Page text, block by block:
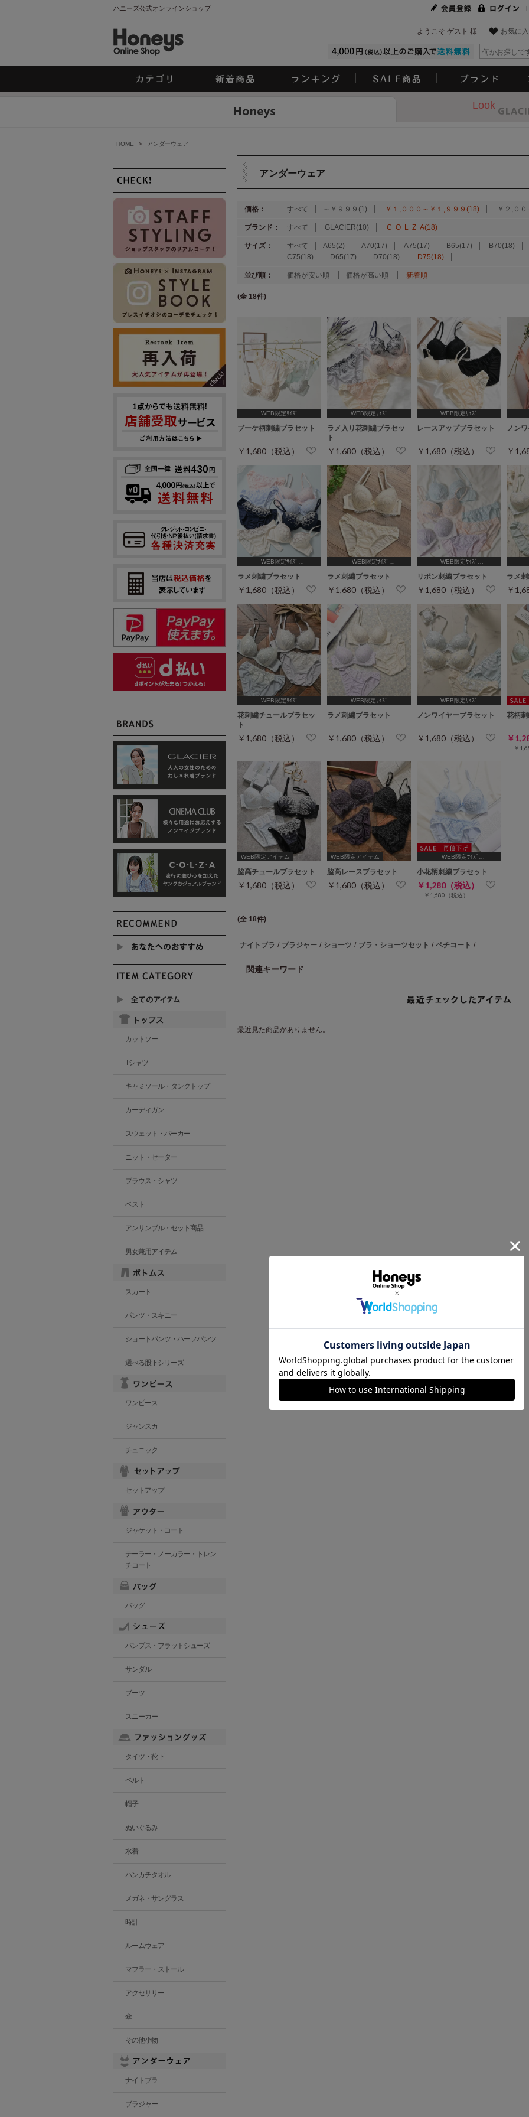
ハニーズ公式オンラインショップ
お気に入
ようこそ ゲスト 様
Look
HOME > アンダーウェア
アンダーウェア
価格： すべて ～￥９９９(1) ￥１,０００～￥１,９９９(18) ￥２,０
ブランド： すべて GLACIER(10) C･O･L･Z･A(18)
サイズ： すべて A65(2) A70(17) A75(17) B65(17) B70(18)
C75(18)
D65(17) D70(18) D75(18)
並び順： 価格が安い順 価格が高い順 新着順
(全 18件)
WEB限定ｻｲｽﾞ
ブーケ柄刺繍ブラセット
￥1,680（税込）
WEB限定ｻｲｽﾞ
ラメ入り花刺繍ブラセッ
ト
￥1,680（税込）
WEB限定ｻｲｽﾞ
レースアップブラセット
￥1,680（税込）
ノン
￥
WEB限定ｻｲｽﾞ
ラメ刺繍ブラセット
￥1,680（税込）
WEB限定ｻｲｽﾞ
ラメ刺繍ブラセット
￥1,680（税込）
WEB限定ｻｲｽﾞ
リボン刺繍ブラセット
￥1,680（税込）
ラメ
￥
WEB限定ｻｲｽﾞ
花刺繍チュールブラセッ
ト
￥1,680（税込）
WEB限定ｻｲｽﾞ
ラメ刺繍ブラセット
￥1,680（税込）
WEB限定ｻｲｽﾞ
ノンワイヤーブラセット
￥1,680（税込）
花柄
￥
￥
WEB限定アイテム
脇高チュールブラセット
￥1,680（税込）
WEB限定アイテム
脇高レースブラセット
￥1,680（税込）
WEB限定ｻｲｽﾞ
小花柄刺繍ブラセット
￥1,280（税込）
￥1,680（税込）
(全 18件)
ナイトブラ / ブラジャー / ショーツ / ブラ・ショーツセット / ペチコート /
関連キーワード
最近見た商品がありません。
カットソー
Tシャツ
キャミソール・タンクトップ
カーディガン
スウェット・パーカー
ニット・セーター
ブラウス・シャツ
ベスト
アンサンブル・セット商品
男女兼用アイテム
スカート
パンツ・スキニー
ショートパンツ・ハーフパンツ
選べる股下シリーズ
ワンピース
ジャンスカ
チュニック
セットアップ
ジャケット・コート
テーラー・ノーカラー・トレン
チコート
バッグ
パンプス・フラットシューズ
サンダル
ブーツ
スニーカー
タイツ・靴下
ベルト
帽子
ぬいぐるみ
水着
ハンカチタオル
メガネ・サングラス
時計
ルームウェア
マフラー・ストール
アクセサリー
傘
その他小物
ナイトブラ
ブラジャー